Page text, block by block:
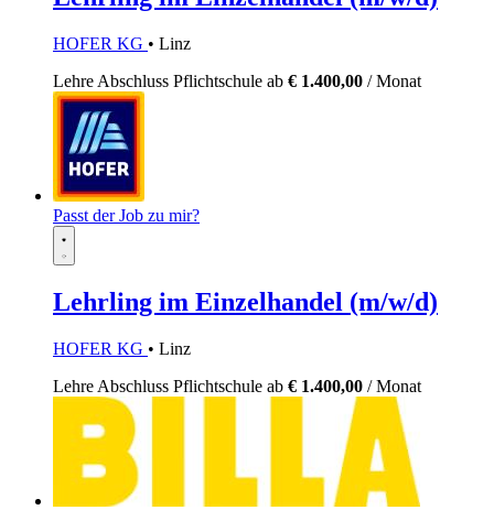
HOFER KG • Linz
Lehre Abschluss Pflichtschule ab € 1.400,00 / Monat
Passt der Job zu mir?
Lehrling im Einzelhandel (m/w/d)
HOFER KG • Linz
Lehre Abschluss Pflichtschule ab € 1.400,00 / Monat